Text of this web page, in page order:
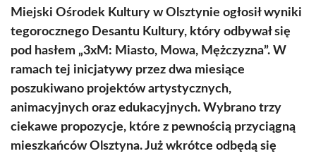
Miejski Ośrodek Kultury w Olsztynie ogłosił wyniki
tegorocznego Desantu Kultury, który odbywał się
pod hasłem „3xM: Miasto, Mowa, Mężczyzna”. W
ramach tej inicjatywy przez dwa miesiące
poszukiwano projektów artystycznych,
animacyjnych oraz edukacyjnych. Wybrano trzy
ciekawe propozycje, które z pewnością przyciągną
mieszkańców Olsztyna. Już wkrótce odbędą się